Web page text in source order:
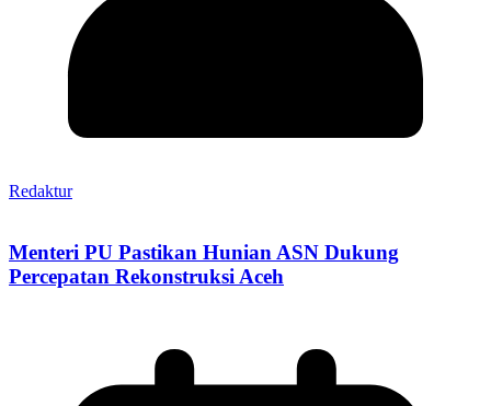
Redaktur
Menteri PU Pastikan Hunian ASN Dukung
Percepatan Rekonstruksi Aceh